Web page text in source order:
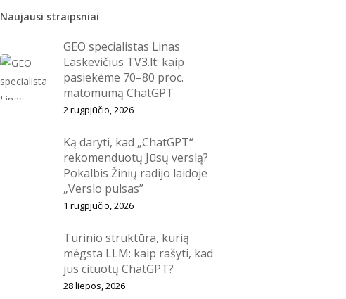
Naujausi straipsniai
GEO specialistas Linas
Laskevičius TV3.lt: kaip
pasiekėme 70–80 proc.
matomumą ChatGPT
2 rugpjūčio, 2026
Ką daryti, kad „ChatGPT“
rekomenduotų Jūsų verslą?
Pokalbis Žinių radijo laidoje
„Verslo pulsas”
1 rugpjūčio, 2026
Turinio struktūra, kurią
mėgsta LLM: kaip rašyti, kad
jus cituotų ChatGPT?
28 liepos, 2026